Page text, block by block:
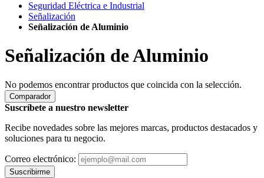
Seguridad Eléctrica e Industrial
Señalización
Señalización de Aluminio
Señalización de Aluminio
No podemos encontrar productos que coincida con la selección.
Comparador
Suscríbete a nuestro newsletter
Recibe novedades sobre las mejores marcas, productos destacados y
soluciones para tu negocio.
Correo electrónico:
Suscribirme